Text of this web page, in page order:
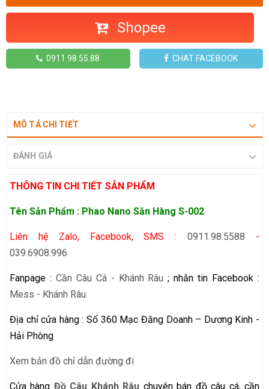
Shopee
0911.98.55.88 CHAT FACEBOOK
MÔ TẢ CHI TIẾT
ĐÁNH GIÁ
THÔNG TIN CHI TIẾT SẢN PHẨM
Tên Sản Phẩm : Phao Nano Săn Hàng S-002
Liên hệ Zalo, Facebook, SMS :0911.98.5588 -
039.6908.996
Fanpage : Cần Câu Cá - Khánh Râu ; nhắn tin Facebook :
Mess - Khánh Râu
Địa chỉ cửa hàng : Số 360 Mạc Đăng Doanh – Dương Kinh -
Hải Phòng
Xem bản đồ chỉ dẫn đường đi
Cửa hàng Đồ Câu Khánh Râu chuyên bán đồ câu cá, cần